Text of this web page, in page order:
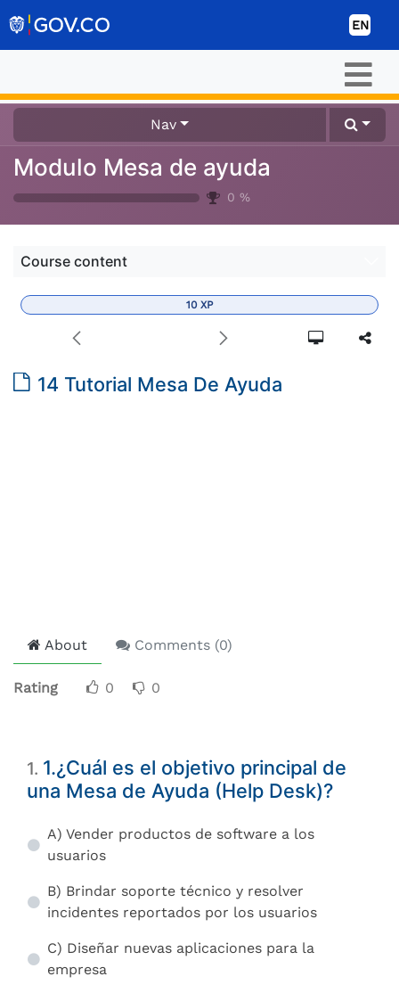
EN
Nav
Modulo Mesa de ayuda
0 %
Course content
14 Tutorial Mesa De Ayuda
10 XP
About Comments (0)
Rating 0 0
1. 1.¿Cuál es el objetivo principal de
una Mesa de Ayuda (Help Desk)?
A) Vender productos de software a los
usuarios
B) Brindar soporte técnico y resolver
incidentes reportados por los usuarios
C) Diseñar nuevas aplicaciones para la
empresa